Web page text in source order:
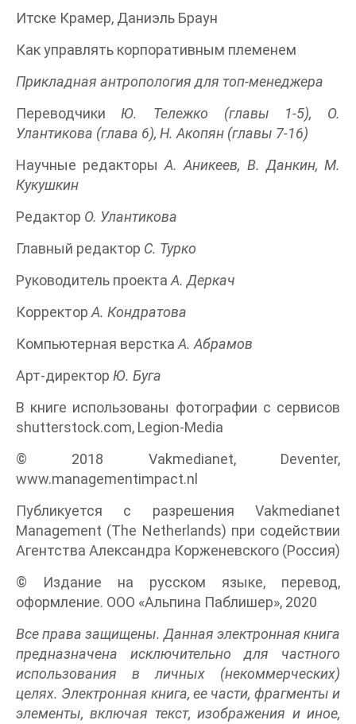
Итске Крамер, Даниэль Браун
Как управлять корпоративным племенем
Прикладная антропология для топ-менеджера
Переводчики Ю. Тележко (главы 1-5), О.
Улантикова (глава 6), Н. Акопян (главы 7-16)
Научные редакторы А. Аникеев, В. Данкин, М.
Кукушкин
Редактор О. Улантикова
Главный редактор С. Турко
Руководитель проекта А. Деркач
Корректор А. Кондратова
Компьютерная верстка А. Абрамов
Арт-директор Ю. Буга
В книге использованы фотографии с сервисов
shutterstock.com, Legion-Media
© 2018 Vakmedianet, Deventer,
www.managementimpact.nl
Публикуется с разрешения Vakmedianet
Management (The Netherlands) при содействии
Агентства Александра Корженевского (Россия)
© Издание на русском языке, перевод,
оформление. ООО «Альпина Паблишер», 2020
Все права защищены. Данная электронная книга
предназначена исключительно для частного
использования в личных (некоммерческих)
целях. Электронная книга, ее части, фрагменты и
элементы, включая текст, изображения и иное,